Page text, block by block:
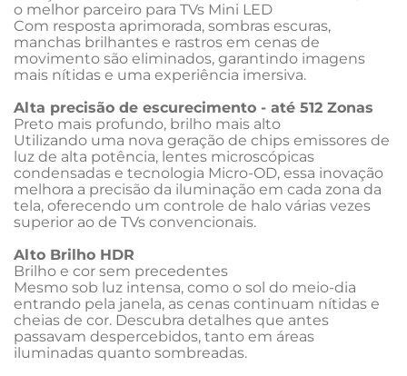
o melhor parceiro para TVs Mini LED
Com resposta aprimorada, sombras escuras,
manchas brilhantes e rastros em cenas de
movimento são eliminados, garantindo imagens
mais nítidas e uma experiência imersiva.
Alta precisão de escurecimento - até 512 Zonas
Preto mais profundo, brilho mais alto
Utilizando uma nova geração de chips emissores de
luz de alta potência, lentes microscópicas
condensadas e tecnologia Micro-OD, essa inovação
melhora a precisão da iluminação em cada zona da
tela, oferecendo um controle de halo várias vezes
superior ao de TVs convencionais.
Alto Brilho HDR
Brilho e cor sem precedentes
Mesmo sob luz intensa, como o sol do meio-dia
entrando pela janela, as cenas continuam nítidas e
cheias de cor. Descubra detalhes que antes
passavam despercebidos, tanto em áreas
iluminadas quanto sombreadas.